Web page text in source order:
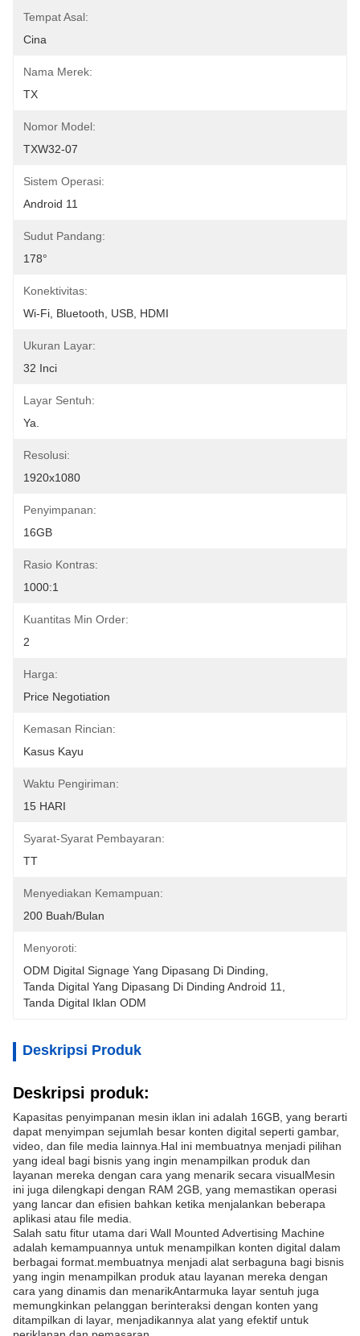
Tempat Asal:
Cina
Nama Merek:
TX
Nomor Model:
TXW32-07
Sistem Operasi:
Android 11
Sudut Pandang:
178°
Konektivitas:
Wi-Fi, Bluetooth, USB, HDMI
Ukuran Layar:
32 Inci
Layar Sentuh:
Ya.
Resolusi:
1920x1080
Penyimpanan:
16GB
Rasio Kontras:
1000:1
Kuantitas Min Order:
2
Harga:
Price Negotiation
Kemasan Rincian:
Kasus Kayu
Waktu Pengiriman:
15 HARI
Syarat-Syarat Pembayaran:
TT
Menyediakan Kemampuan:
200 Buah/bulan
Menyoroti:
ODM Digital Signage Yang Dipasang Di Dinding
Tanda Digital Yang Dipasang Di Dinding Android 11
Tanda Digital Iklan ODM
Deskripsi Produk
Deskripsi produk:
Kapasitas penyimpanan mesin iklan ini adalah 16GB, yang berarti
dapat menyimpan sejumlah besar konten digital seperti gambar,
video, dan file media lainnya.Hal ini membuatnya menjadi pilihan
yang ideal bagi bisnis yang ingin menampilkan produk dan
layanan mereka dengan cara yang menarik secara visualMesin
ini juga dilengkapi dengan RAM 2GB, yang memastikan operasi
yang lancar dan efisien bahkan ketika menjalankan beberapa
aplikasi atau file media.
Salah satu fitur utama dari Wall Mounted Advertising Machine
adalah kemampuannya untuk menampilkan konten digital dalam
berbagai format.membuatnya menjadi alat serbaguna bagi bisnis
yang ingin menampilkan produk atau layanan mereka dengan
cara yang dinamis dan menarikAntarmuka layar sentuh juga
memungkinkan pelanggan berinteraksi dengan konten yang
ditampilkan di layar, menjadikannya alat yang efektif untuk